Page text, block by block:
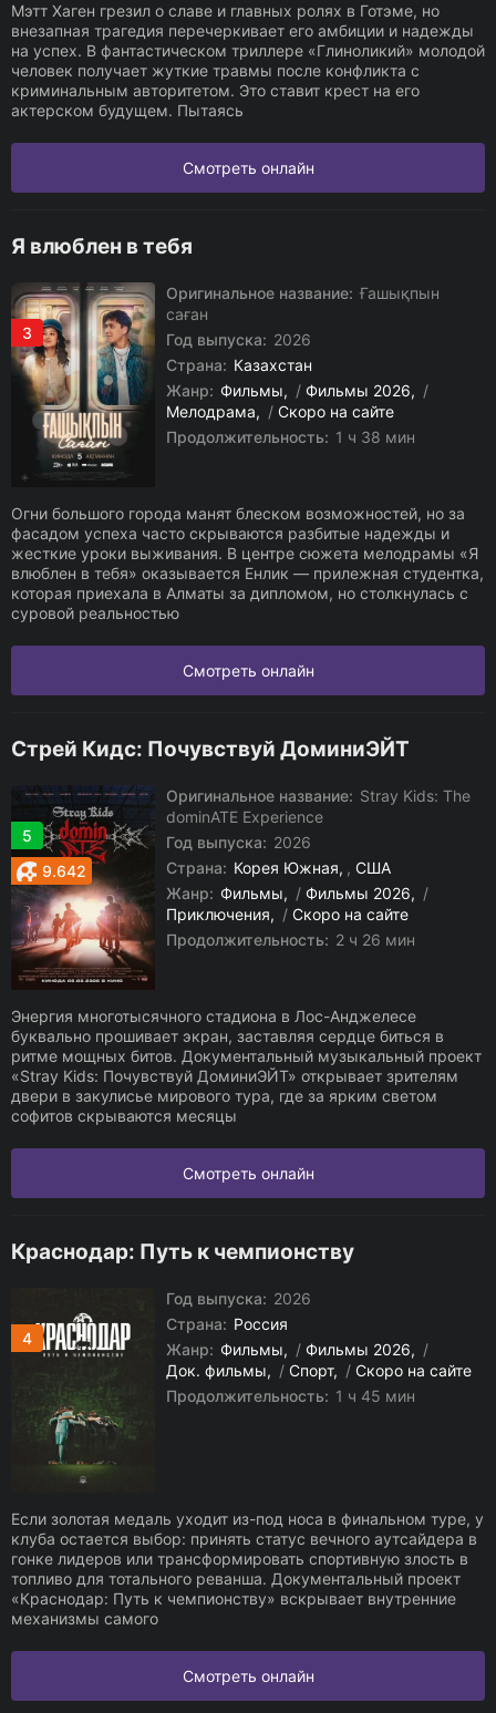
Мэтт Хаген грезил о славе и главных ролях в Готэме, но
внезапная трагедия перечеркивает его амбиции и надежды
на успех. В фантастическом триллере «Глиноликий» молодой
человек получает жуткие травмы после конфликта с
криминальным авторитетом. Это ставит крест на его
актерском будущем. Пытаясь
Смотреть онлайн
Я влюблен в тебя
3
Оригинальное название: Ғашықпын
саған
Год выпуска: 2026
Страна: Казахстан
Жанр: Фильмы / Фильмы 2026
/
Мелодрама
/ Скоро на сайте
Продолжительность: 1 ч 38 мин
Огни большого города манят блеском возможностей, но за
фасадом успеха часто скрываются разбитые надежды и
жесткие уроки выживания. В центре сюжета мелодрамы «Я
влюблен в тебя» оказывается Енлик — прилежная студентка,
которая приехала в Алматы за дипломом, но столкнулась с
суровой реальностью
Смотреть онлайн
Стрей Кидс: Почувствуй ДоминиЭЙТ
5
9.642
Оригинальное название: Stray Kids: The
dominATE Experience
Год выпуска: 2026
Страна: Корея Южная , США
Жанр: Фильмы / Фильмы 2026
/
Приключения
/ Скоро на сайте
Продолжительность: 2 ч 26 мин
Энергия многотысячного стадиона в Лос-Анджелесе
буквально прошивает экран, заставляя сердце биться в
ритме мощных битов. Документальный музыкальный проект
«Stray Kids: Почувствуй ДоминиЭЙТ» открывает зрителям
двери в закулисье мирового тура, где за ярким светом
софитов скрываются месяцы
Смотреть онлайн
Краснодар: Путь к чемпионству
4
Год выпуска: 2026
Страна: Россия
Жанр: Фильмы / Фильмы 2026
/
Док. фильмы
/ Спорт / Скоро на сайте
Продолжительность: 1 ч 45 мин
Если золотая медаль уходит из-под носа в финальном туре, у
клуба остается выбор: принять статус вечного аутсайдера в
гонке лидеров или трансформировать спортивную злость в
топливо для тотального реванша. Документальный проект
«Краснодар: Путь к чемпионству» вскрывает внутренние
механизмы самого
Смотреть онлайн